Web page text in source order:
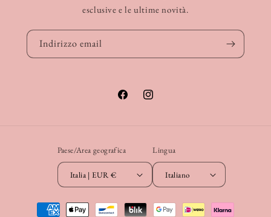
esclusive e le ultime novità.
Indirizzo email
FacebookInstagram
Paese/Area geografica
Italia | EUR €
Lingua
Italiano
Metodi